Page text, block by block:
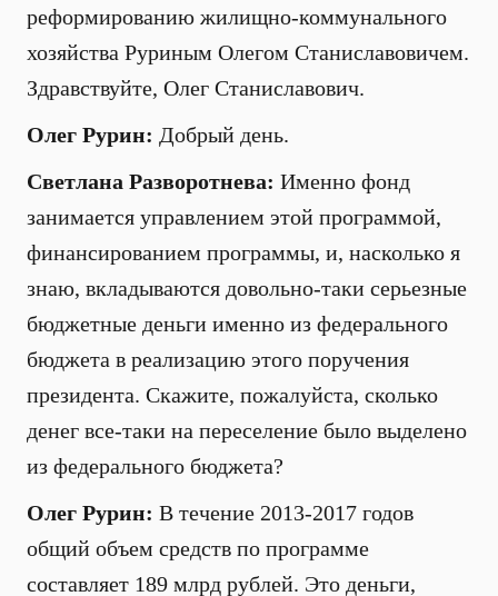
реформированию жилищно-коммунального
хозяйства Руриным Олегом Станиславовичем.
Здравствуйте, Олег Станиславович.
Олег Рурин: Добрый день.
Светлана Разворотнева: Именно фонд
занимается управлением этой программой,
финансированием программы, и, насколько я
знаю, вкладываются довольно-таки серьезные
бюджетные деньги именно из федерального
бюджета в реализацию этого поручения
президента. Скажите, пожалуйста, сколько
денег все-таки на переселение было выделено
из федерального бюджета?
Олег Рурин: В течение 2013-2017 годов
общий объем средств по программе
составляет 189 млрд рублей. Это деньги,